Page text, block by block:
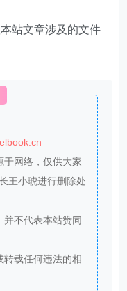
站文章涉及的文件
于网络，仅供大家
王小琥进行删除处
并不代表本站赞同
转载任何违法的相